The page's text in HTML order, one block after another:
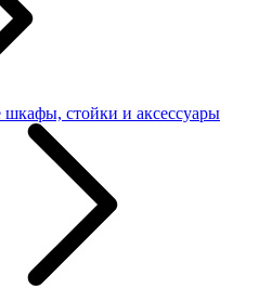
стойки и аксессуары